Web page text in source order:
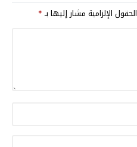
الحقول الإلزامية مشار إليها بـ*